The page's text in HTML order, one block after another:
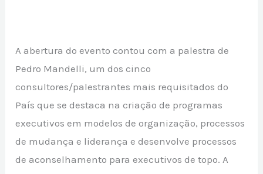
A abertura do evento contou com a palestra de
Pedro Mandelli, um dos cinco
consultores/palestrantes mais requisitados do
País que se destaca na criação de programas
executivos em modelos de organização, processos
de mudança e liderança e desenvolve processos
de aconselhamento para executivos de topo. A